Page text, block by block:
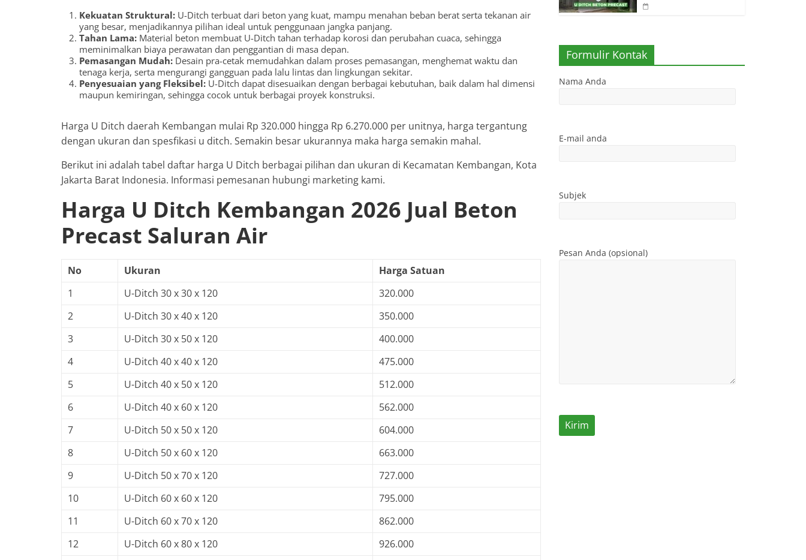
Kekuatan Struktural: U-Ditch terbuat dari beton yang kuat, mampu menahan beban berat serta tekanan air
yang besar, menjadikannya pilihan ideal untuk penggunaan jangka panjang.
Tahan Lama: Material beton membuat U-Ditch tahan terhadap korosi dan perubahan cuaca, sehingga
meminimalkan biaya perawatan dan penggantian di masa depan.
Pemasangan Mudah: Desain pra-cetak memudahkan dalam proses pemasangan, menghemat waktu dan
tenaga kerja, serta mengurangi gangguan pada lalu lintas dan lingkungan sekitar.
Penyesuaian yang Fleksibel: U-Ditch dapat disesuaikan dengan berbagai kebutuhan, baik dalam hal dimensi
maupun kemiringan, sehingga cocok untuk berbagai proyek konstruksi.
Harga U Ditch daerah Kembangan mulai Rp 320.000 hingga Rp 6.270.000 per unitnya, harga tergantung
dengan ukuran dan spesfikasi u ditch. Semakin besar ukurannya maka harga semakin mahal.
Berikut ini adalah tabel daftar harga U Ditch berbagai pilihan dan ukuran di Kecamatan Kembangan, Kota
Jakarta Barat Indonesia. Informasi pemesanan hubungi marketing kami.
Harga U Ditch Kembangan 2026 Jual Beton
Precast Saluran Air
No Ukuran
Harga Satuan
1
U-Ditch 30 x 30 x 120
320.000
2
U-Ditch 30 x 40 x 120
350.000
3
U-Ditch 30 x 50 x 120
400.000
4
U-Ditch 40 x 40 x 120
475.000
5
U-Ditch 40 x 50 x 120
512.000
6
U-Ditch 40 x 60 x 120
562.000
7
U-Ditch 50 x 50 x 120
604.000
8
U-Ditch 50 x 60 x 120
663.000
9
U-Ditch 50 x 70 x 120
727.000
10
U-Ditch 60 x 60 x 120
795.000
11
U-Ditch 60 x 70 x 120
862.000
12
U-Ditch 60 x 80 x 120
926.000
Formulir Kontak
Nama Anda
E-mail anda
Subjek
Pesan Anda (opsional)